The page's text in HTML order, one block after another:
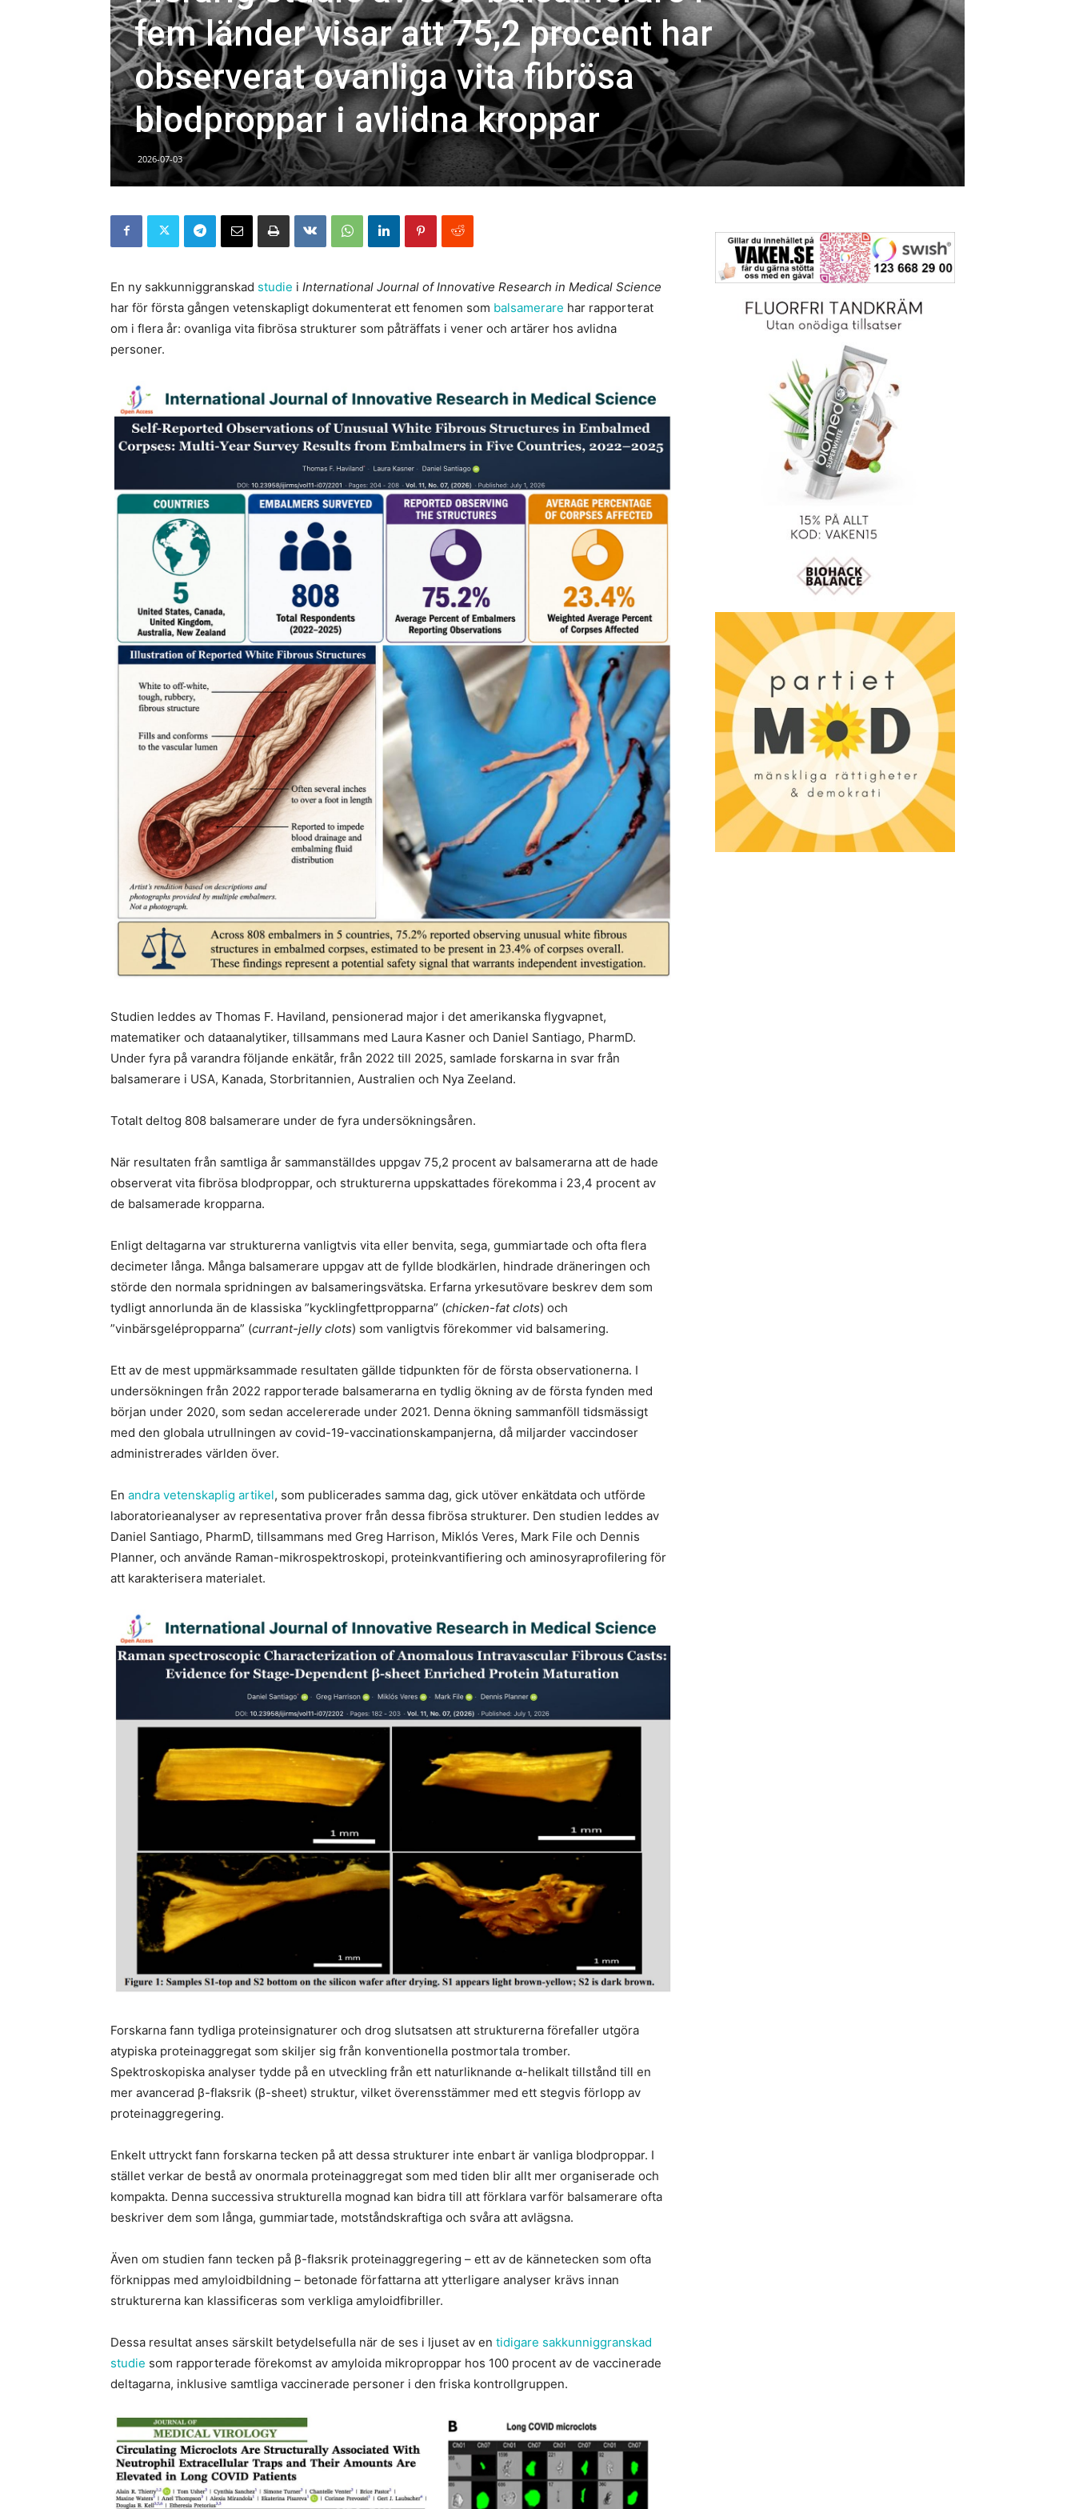
fem länder visar att 75,2 procent har
observerat ovanliga vita fibrösa
blodproppar i avlidna kroppar
2026-07-03
En ny sakkunniggranskad studie i International Journal of Innovative Research in Medical Science
har för första gången vetenskapligt dokumenterat ett fenomen som balsamerare har rapporterat
om i flera år: ovanliga vita fibrösa strukturer som påträffats i vener och artärer hos avlidna
personer.
Studien leddes av Thomas F. Haviland, pensionerad major i det amerikanska flygvapnet,
matematiker och dataanalytiker, tillsammans med Laura Kasner och Daniel Santiago, PharmD.
Under fyra på varandra följande enkätår, från 2022 till 2025, samlade forskarna in svar från
balsamerare i USA, Kanada, Storbritannien, Australien och Nya Zeeland.
Totalt deltog 808 balsamerare under de fyra undersökningsåren.
När resultaten från samtliga år sammanställdes uppgav 75,2 procent av balsamerarna att de hade
observerat vita fibrösa blodproppar, och strukturerna uppskattades förekomma i 23,4 procent av
de balsamerade kropparna.
Enligt deltagarna var strukturerna vanligtvis vita eller benvita, sega, gummiartade och ofta flera
decimeter långa. Många balsamerare uppgav att de fyllde blodkärlen, hindrade dräneringen och
störde den normala spridningen av balsameringsvätska. Erfarna yrkesutövare beskrev dem som
tydligt annorlunda än de klassiska ”kycklingfettpropparna” (chicken-fat clots) och
”vinbärsgelépropparna” (currant-jelly clots) som vanligtvis förekommer vid balsamering.
Ett av de mest uppmärksammade resultaten gällde tidpunkten för de första observationerna. I
undersökningen från 2022 rapporterade balsamerarna en tydlig ökning av de första fynden med
början under 2020, som sedan accelererade under 2021. Denna ökning sammanföll tidsmässigt
med den globala utrullningen av covid-19-vaccinationskampanjerna, då miljarder vaccindoser
administrerades världen över.
En andra vetenskaplig artikel, som publicerades samma dag, gick utöver enkätdata och utförde
laboratorieanalyser av representativa prover från dessa fibrösa strukturer. Den studien leddes av
Daniel Santiago, PharmD, tillsammans med Greg Harrison, Miklós Veres, Mark File och Dennis
Planner, och använde Raman-mikrospektroskopi, proteinkvantifiering och aminosyraprofilering för
att karakterisera materialet.
Forskarna fann tydliga proteinsignaturer och drog slutsatsen att strukturerna förefaller utgöra
atypiska proteinaggregat som skiljer sig från konventionella postmortala tromber.
Spektroskopiska analyser tydde på en utveckling från ett naturliknande α-helikalt tillstånd till en
mer avancerad β-flaksrik (β-sheet) struktur, vilket överensstämmer med ett stegvis förlopp av
proteinaggregering.
Enkelt uttryckt fann forskarna tecken på att dessa strukturer inte enbart är vanliga blodproppar. I
stället verkar de bestå av onormala proteinaggregat som med tiden blir allt mer organiserade och
kompakta. Denna successiva strukturella mognad kan bidra till att förklara varför balsamerare ofta
beskriver dem som långa, gummiartade, motståndskraftiga och svåra att avlägsna.
Även om studien fann tecken på β-flaksrik proteinaggregering – ett av de kännetecken som ofta
förknippas med amyloidbildning – betonade författarna att ytterligare analyser krävs innan
strukturerna kan klassificeras som verkliga amyloidfibriller.
Dessa resultat anses särskilt betydelsefulla när de ses i ljuset av en tidigare sakkunniggranskad
studie som rapporterade förekomst av amyloida mikroproppar hos 100 procent av de vaccinerade
deltagarna, inklusive samtliga vaccinerade personer i den friska kontrollgruppen.